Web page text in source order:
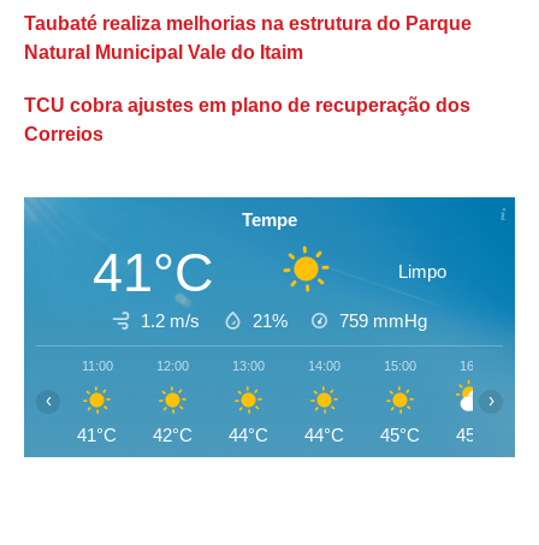
Taubaté realiza melhorias na estrutura do Parque
Natural Municipal Vale do Itaim
TCU cobra ajustes em plano de recuperação dos
Correios
Tempe
41°C Limpo
1.2 m/s 21% 759 mmHg
11:00
41°C
12:00
42°C
13:00
44°C
14:00
44°C
15:00
45°C
16:00
45°C
‹ ›